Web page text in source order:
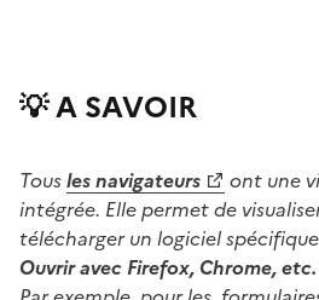
💡 A SAVOIR
Tousles navigateurs
ont une
intégrée. Elle permet de
télécharger un logiciel
Ouvrir avec Firefox, Chrome, etc.